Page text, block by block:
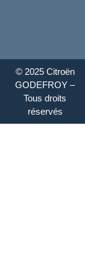
© 2025 Citroën
GODEFROY –
Tous droits
réservés